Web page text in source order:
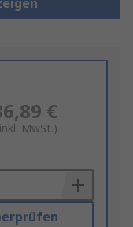
€
MwSt.)